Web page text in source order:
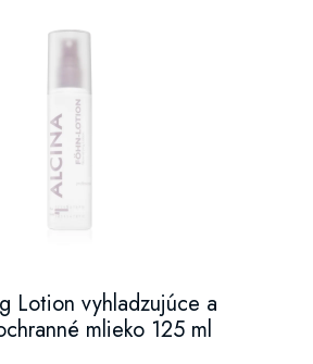
Lotion vyhladzujúce a
mlieko 125 ml